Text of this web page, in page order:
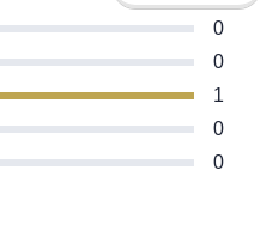
0
0
1
0
0